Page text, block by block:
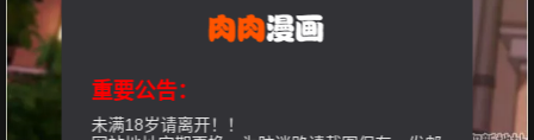
重要公告：
未满18岁请离开！！